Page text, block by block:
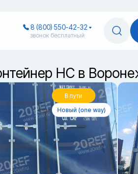
8 (800) 550-42-32
звонок бесплатный
HC в
В пути
Новый (one way)